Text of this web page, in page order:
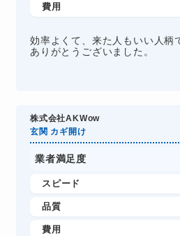
費用
効率よくて、来た人もいい人柄
ありがとうございました。
株式会社AKWow
玄関 カギ開け
業者満足度
スピード
品質
費用